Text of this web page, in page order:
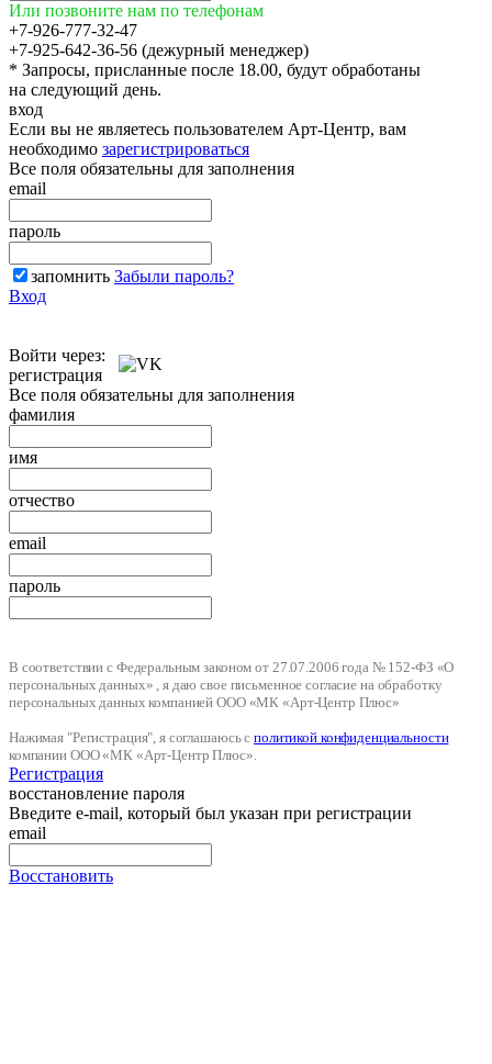
Или позвоните нам по телефонам
+7-926-777-32-47
+7-925-642-36-56 (дежурный менеджер)
* Запросы, присланные после 18.00, будут обработаны
на следующий день.
вход
Если вы не являетесь пользователем Арт-Центр, вам
необходимо зарегистрироваться
Все поля обязательны для заполнения
email
пароль
запомнить Забыли пароль?
Вход
Войти через:
регистрация
Все поля обязательны для заполнения
фамилия
имя
отчество
email
пароль
В соответствии с Федеральным законом от 27.07.2006 года № 152-ФЗ «О
персональных данных» , я даю свое письменное согласие на обработку
персональных данных компанией ООО «МК «Арт-Центр Плюс»
Нажимая "Регистрация", я соглашаюсь сполитикой конфиденциальности
компании ООО «МК «Арт-Центр Плюс».
Регистрация
восстановление пароля
Введите e-mail, который был указан при регистрации
email
Восстановить